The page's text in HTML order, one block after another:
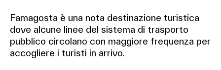
Famagosta è una nota destinazione turistica
dove alcune linee del sistema di trasporto
pubblico circolano con maggiore frequenza per
accogliere i turisti in arrivo.